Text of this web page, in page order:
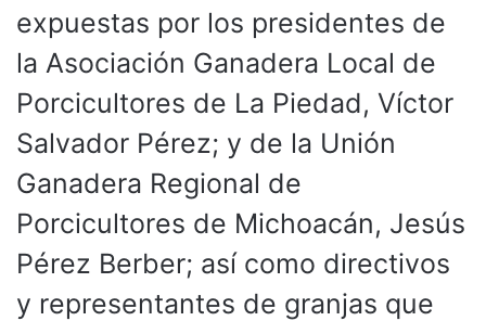
expuestas por los presidentes de
la Asociación Ganadera Local de
Porcicultores de La Piedad, Víctor
Salvador Pérez; y de la Unión
Ganadera Regional de
Porcicultores de Michoacán, Jesús
Pérez Berber; así como directivos
y representantes de granjas que